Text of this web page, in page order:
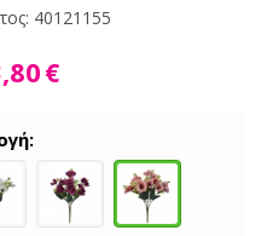
40121155
€